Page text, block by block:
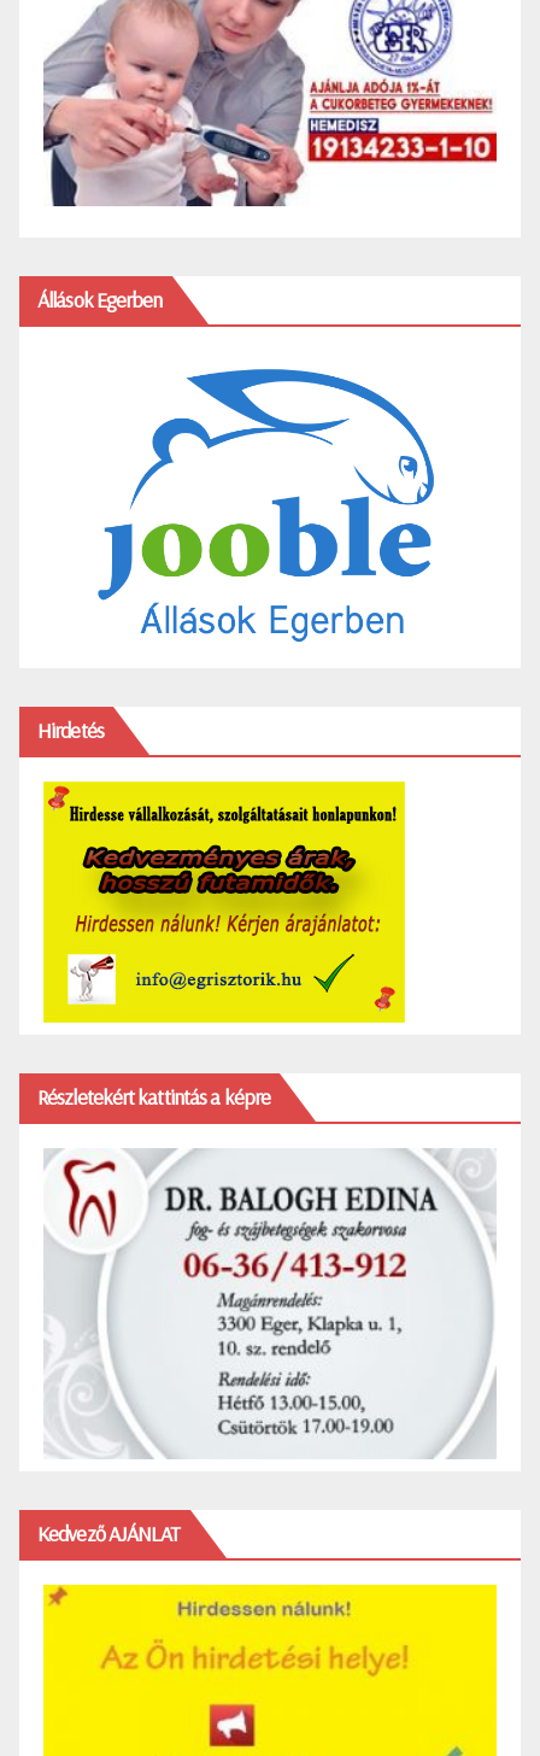
Állások Egerben
Hirdetés
Részletekért kattintás a képre
Kedvező AJÁNLAT